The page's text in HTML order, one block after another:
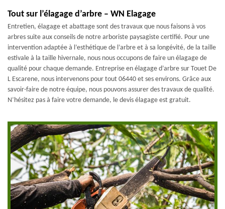
Tout sur l’élagage d’arbre – WN Elagage
Entretien, élagage et abattage sont des travaux que nous faisons à vos
arbres suite aux conseils de notre arboriste paysagiste certifié. Pour une
intervention adaptée à l’esthétique de l’arbre et à sa longévité, de la taille
estivale à la taille hivernale, nous nous occupons de faire un élagage de
qualité pour chaque demande. Entreprise en élagage d’arbre sur Touet De
L Escarene, nous intervenons pour tout 06440 et ses environs. Grâce aux
savoir-faire de notre équipe, nous pouvons assurer des travaux de qualité.
N’hésitez pas à faire votre demande, le devis élagage est gratuit.